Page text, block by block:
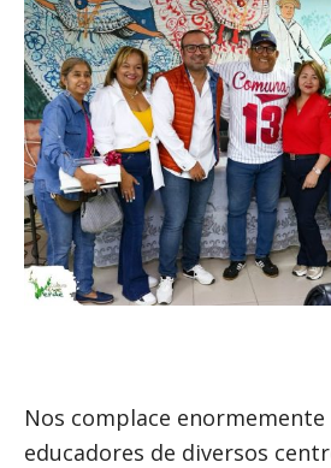
Nos complace
educadores de diversos